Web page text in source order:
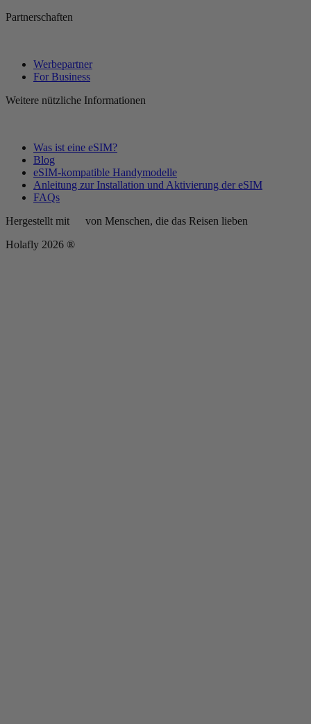
Partnerschaften
Werbepartner
For Business
Weitere nützliche Informationen
Was ist eine eSIM?
Blog
eSIM-kompatible Handymodelle
Anleitung zur Installation und Aktivierung der eSIM
FAQs
Hergestellt mit
von Menschen, die das Reisen lieben
Holafly 2026 ®